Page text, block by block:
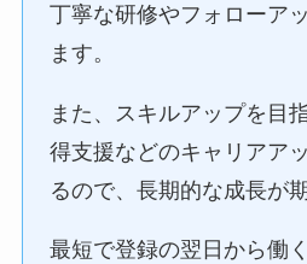
丁寧な研修やフォローア
ます。
また、スキルアップを目
得支援などのキャリアア
るので、長期的な成長が
最短で登録の翌日から働